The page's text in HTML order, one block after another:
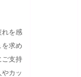
れを感
を求め
ご支持
カッ